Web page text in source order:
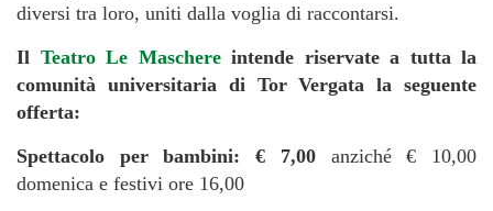
diversi tra loro, uniti dalla voglia di raccontarsi.
Il Teatro Le Maschereintende riservate a tutta la
comunità universitaria di Tor Vergata la seguente
offerta:
Spettacolo per bambini:
€ 7,00 anziché € 10,00
domenica e festivi ore 16,00